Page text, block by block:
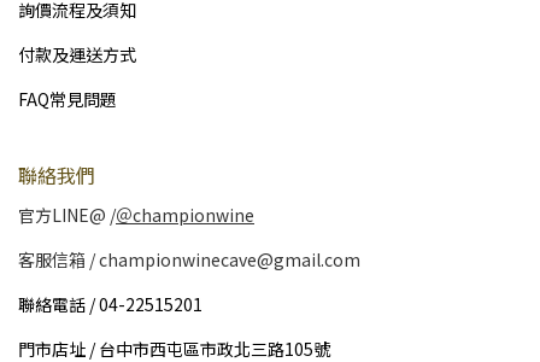
詢價流程及須知
付款及運送方式
FAQ常見問題
聯絡我們
官方LINE@ /＠championwine
客服信箱 / championwinecave@gmail.com
聯絡電話 / 04-22515201
門市店址 / 台中市西屯區市政北三路105號